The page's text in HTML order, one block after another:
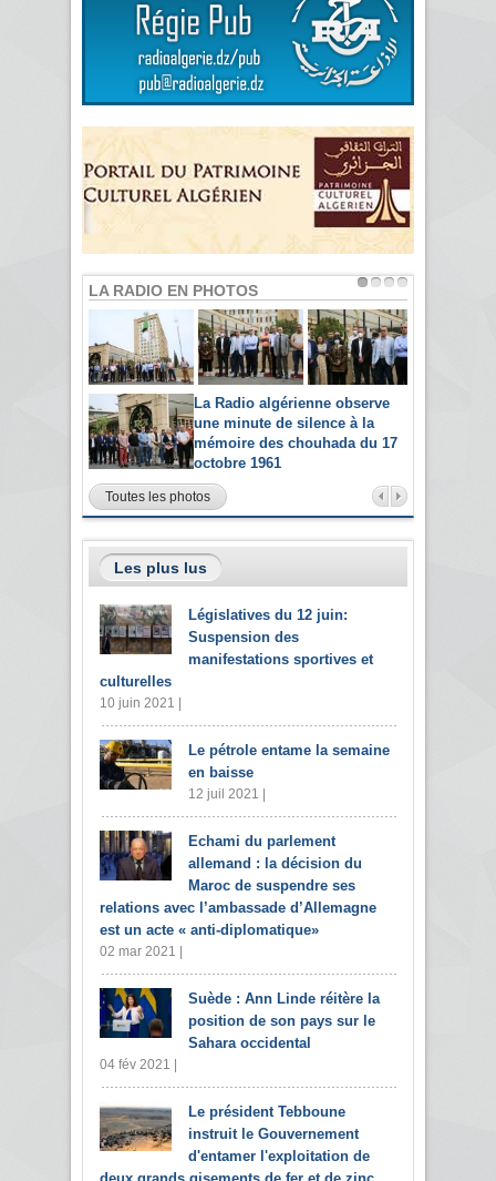
LA RADIO EN PHOTOS
La Radio algérienne observe
une minute de silence à la
mémoire des chouhada du 17
octobre 1961
Toutes les photos
Les plus lus
Législatives du 12 juin:
Suspension des
manifestations sportives et
culturelles
10 juin 2021 |
Le pétrole entame la semaine
en baisse
12 juil 2021 |
Echami du parlement
allemand : la décision du
Maroc de suspendre ses
relations avec l’ambassade d’Allemagne
est un acte « anti-diplomatique»
02 mar 2021 |
Suède : Ann Linde réitère la
position de son pays sur le
Sahara occidental
04 fév 2021 |
Le président Tebboune
instruit le Gouvernement
d'entamer l'exploitation de